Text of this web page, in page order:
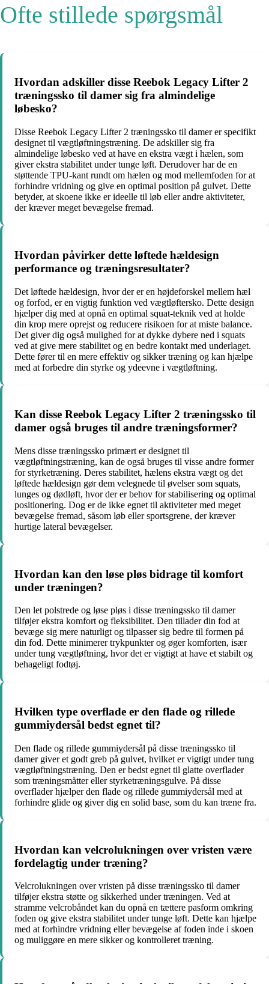
Ofte stillede spørgsmål
Hvordan adskiller disse Reebok Legacy Lifter 2
træningssko til damer sig fra almindelige
løbesko?
Disse Reebok Legacy Lifter 2 træningssko til damer er specifikt
designet til vægtløftningstræning. De adskiller sig fra
almindelige løbesko ved at have en ekstra vægt i hælen, som
giver ekstra stabilitet under tunge løft. Derudover har de en
støttende TPU-kant rundt om hælen og mod mellemfoden for at
forhindre vridning og give en optimal position på gulvet. Dette
betyder, at skoene ikke er ideelle til løb eller andre aktiviteter,
der kræver meget bevægelse fremad.
Hvordan påvirker dette løftede hældesign
performance og træningsresultater?
Det løftede hældesign, hvor der er en højdeforskel mellem hæl
og forfod, er en vigtig funktion ved vægtløftersko. Dette design
hjælper dig med at opnå en optimal squat-teknik ved at holde
din krop mere oprejst og reducere risikoen for at miste balance.
Det giver dig også mulighed for at dykke dybere ned i squats
ved at give mere stabilitet og en bedre kontakt med underlaget.
Dette fører til en mere effektiv og sikker træning og kan hjælpe
med at forbedre din styrke og ydeevne i vægtløftning.
Kan disse Reebok Legacy Lifter 2 træningssko til
damer også bruges til andre træningsformer?
Mens disse træningssko primært er designet til
vægtløftningstræning, kan de også bruges til visse andre former
for styrketræning. Deres stabilitet, hælens ekstra vægt og det
løftede hældesign gør dem velegnede til øvelser som squats,
lunges og dødløft, hvor der er behov for stabilisering og optimal
positionering. Dog er de ikke egnet til aktiviteter med meget
bevægelse fremad, såsom løb eller sportsgrene, der kræver
hurtige lateral bevægelser.
Hvordan kan den løse pløs bidrage til komfort
under træningen?
Den let polstrede og løse pløs i disse træningssko til damer
tilføjer ekstra komfort og fleksibilitet. Den tillader din fod at
bevæge sig mere naturligt og tilpasser sig bedre til formen på
din fod. Dette minimerer trykpunkter og øger komforten, især
under tung vægtløftning, hvor det er vigtigt at have et stabilt og
behageligt fodtøj.
Hvilken type overflade er den flade og rillede
gummiydersål bedst egnet til?
Den flade og rillede gummiydersål på disse træningssko til
damer giver et godt greb på gulvet, hvilket er vigtigt under tung
vægtløftningstræning. Den er bedst egnet til glatte overflader
som træningsmåtter eller styrketræningsgulve. På disse
overflader hjælper den flade og rillede gummiydersål med at
forhindre glide og giver dig en solid base, som du kan træne fra.
Hvordan kan velcrolukningen over vristen være
fordelagtig under træning?
Velcrolukningen over vristen på disse træningssko til damer
tilføjer ekstra støtte og sikkerhed under træningen. Ved at
stramme velcrobåndet kan du opnå en tættere pasform omkring
foden og give ekstra stabilitet under tunge løft. Dette kan hjælpe
med at forhindre vridning eller bevægelse af foden inde i skoen
og muliggøre en mere sikker og kontrolleret træning.